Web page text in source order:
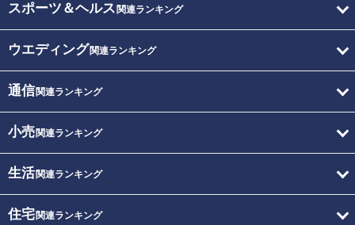
スポーツ＆ヘルス 関連ランキング
ウエディング関連ランキング
通信関連ランキング
小売関連ランキング
生活関連ランキング
住宅関連ランキング